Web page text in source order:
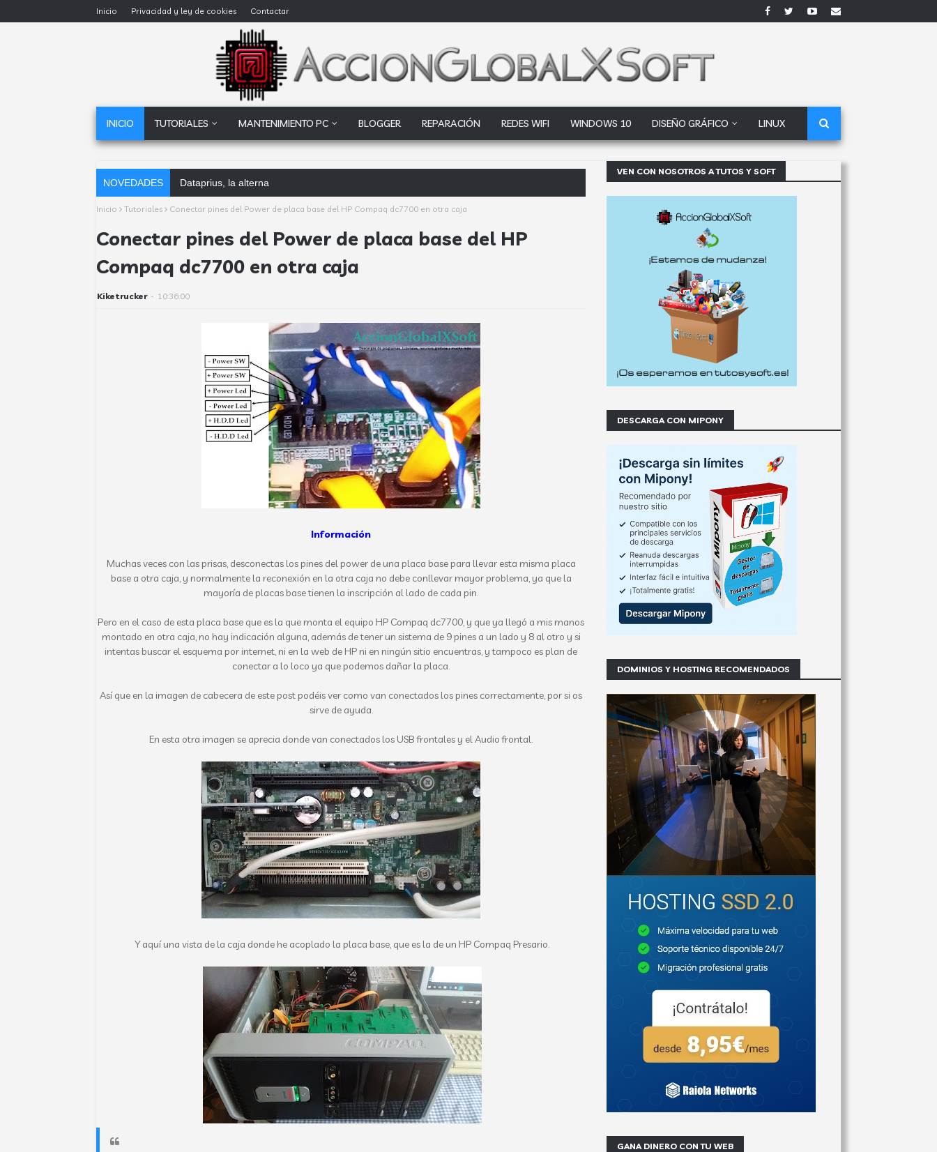
Inicio Privacidad y ley de cookies Contactar
INICIO TUTORIALES MANTENIMIENTO PC BLOGGER REPARACIÓN REDES WIFI WINDOWS 10 DISEÑO GRÁFICO LINUX
NOVEDADES Dataprius, la alternativa a Google Drive y Dropbox que las
Inicio Tutoriales Conectar pines del Power de placa base del HP Compaq dc7700 en otra caja
Conectar pines del Power de placa base del HP
Compaq dc7700 en otra caja
Kiketrucker - 10:36:00
Información
Muchas veces con las prisas, desconectas los pines del power de una placa base para llevar esta misma placa
base a otra caja, y normalmente la reconexión en la otra caja no debe conllevar mayor problema, ya que la
mayoría de placas base tienen la inscripción al lado de cada pin.
Pero en el caso de esta placa base que es la que monta el equipo HP Compaq dc7700, y que ya llegó a mis manos
montado en otra caja, no hay indicación alguna, además de tener un sistema de 9 pines a un lado y 8 al otro y si
intentas buscar el esquema por internet, ni en la web de HP ni en ningún sitio encuentras, y tampoco es plan de
conectar a lo loco ya que podemos dañar la placa.
Así que en la imagen de cabecera de este post podéis ver como van conectados los pines correctamente, por si os
sirve de ayuda.
En esta otra imagen se aprecia donde van conectados los USB frontales y el Audio frontal.
Y aquí una vista de la caja donde he acoplado la placa base, que es la de un HP Compaq Presario.
VEN CON NOSOTROS A TUTOS Y SOFT
DESCARGA CON MIPONY
DOMINIOS Y HOSTING RECOMENDADOS
GANA DINERO CON TU WEB